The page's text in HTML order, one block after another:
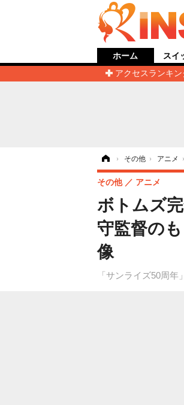
ホーム
アクセスランキン
スイ
› その他 › アニメ ›
ボトムズ
守監督の
像
「サンライズ50周
その他 アニメ